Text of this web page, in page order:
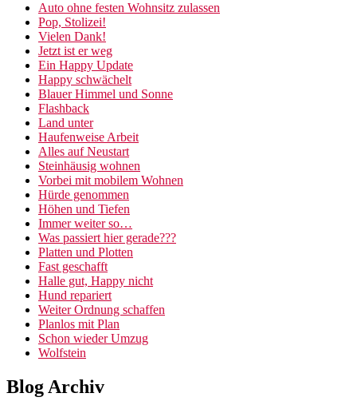
Auto ohne festen Wohnsitz zulassen
Pop, Stolizei!
Vielen Dank!
Jetzt ist er weg
Ein Happy Update
Happy schwächelt
Blauer Himmel und Sonne
Flashback
Land unter
Haufenweise Arbeit
Alles auf Neustart
Steinhäusig wohnen
Vorbei mit mobilem Wohnen
Hürde genommen
Höhen und Tiefen
Immer weiter so…
Was passiert hier gerade???
Platten und Plotten
Fast geschafft
Halle gut, Happy nicht
Hund repariert
Weiter Ordnung schaffen
Planlos mit Plan
Schon wieder Umzug
Wolfstein
Blog Archiv